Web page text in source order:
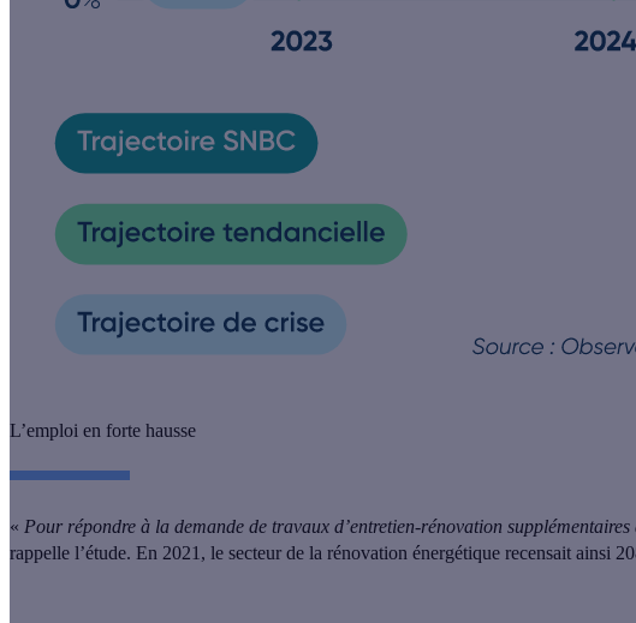
L’emploi en forte hausse
« Pour répondre à la demande de travaux d’entretien-rénovation
rappelle l’étude. En 2021, le secteur de la rénovation énergétique recensait ainsi